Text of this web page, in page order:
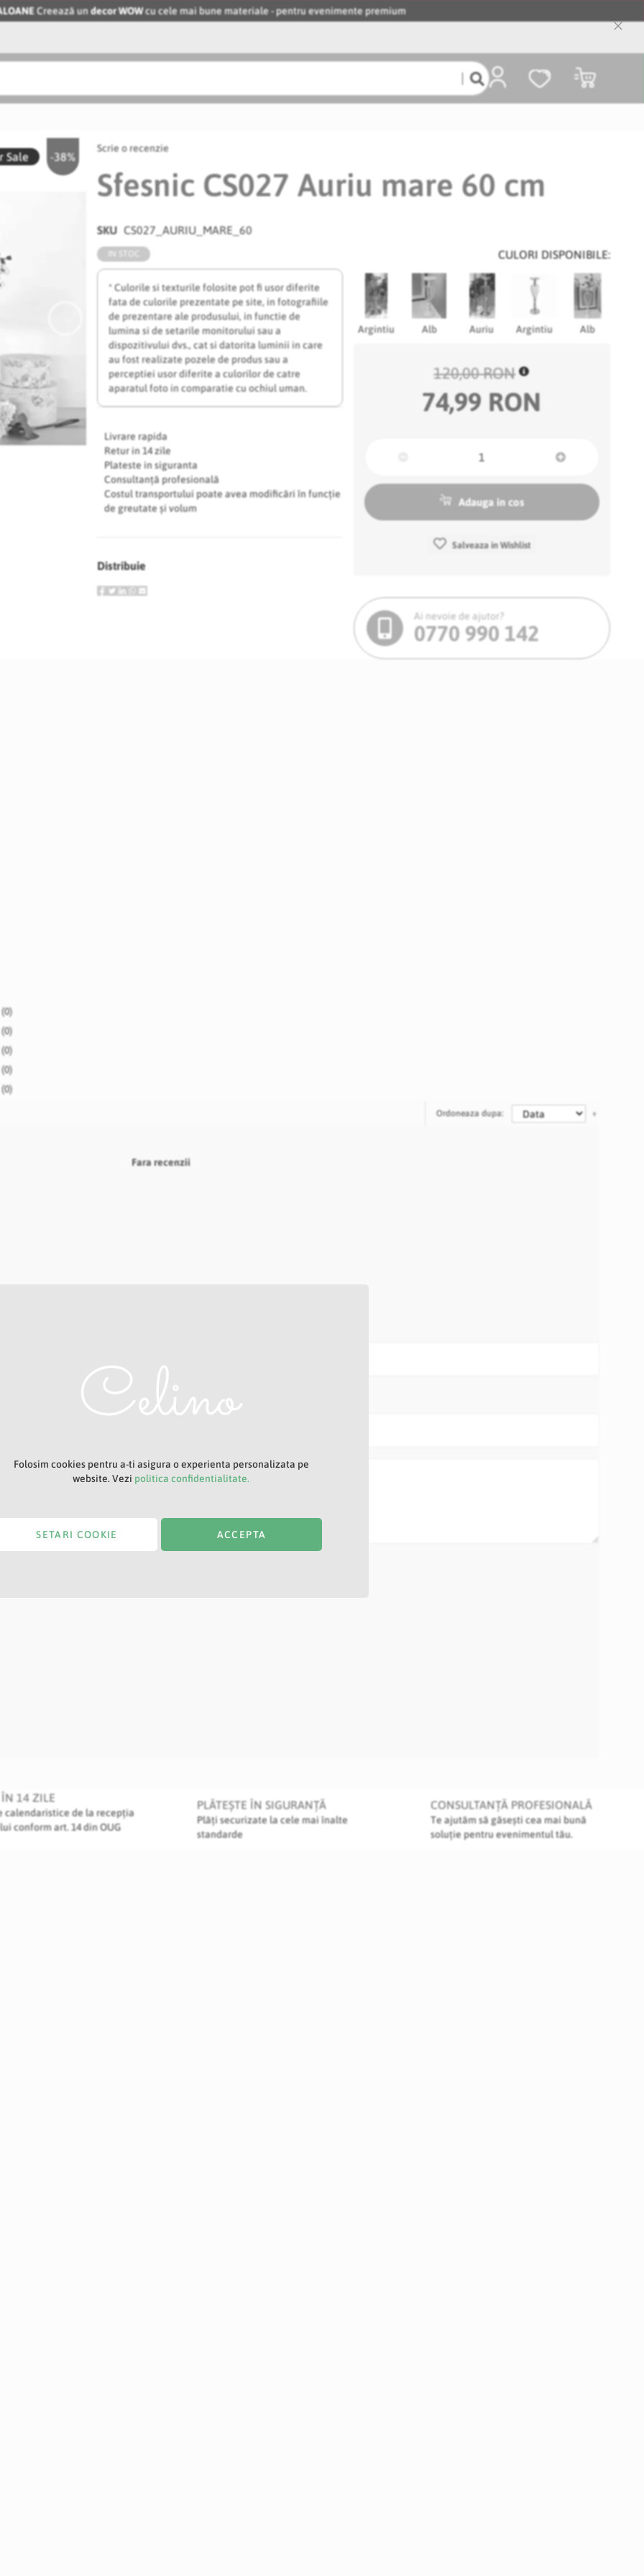
Creează undecor WOWcu cele mai bune materiale - pentru evenimente premium
Coșul meu
-38%
Sale
Scrie o recenzie
Sfesnic CS027 Auriu mare 60 cm
SKU CS027_AURIU_MARE_60
* Culorile si texturile folosite pot fi usor diferite
fata de culorile prezentate pe site, in fotografiile
de prezentare ale produsului, in functie de
lumina si de setarile monitorului sau a
dispozitivului dvs., cat si datorita luminii in care
au fost realizate pozele de produs sau a
perceptiei usor diferite a culorilor de catre
aparatul foto in comparatie cu ochiul uman.
Livrare rapida
Retur in 14 zile
Plateste in siguranta
Consultanță profesională
Costul transportului poate avea modificări în funcție
de greutate și volum
Distribuie
CULORI DISPONIBILE:
Argintiu Alb Auriu Argintiu Alb
120,00 RON
74,99 RON
Adauga in cos
Salveaza in Wishlist
Ai nevoie de ajutor?
0770 990 142
Ordoneaza dupa:
Fara recenzii
Titlu
ÎN 14 ZILE
calendaristice de la recepția
conform art. 14 din OUG
PLĂTEȘTE ÎN SIGURANȚĂ
Plăți securizate la cele mai înalte
standarde
CONSULTANȚĂ PROFESIONALĂ
Te ajutăm să găsești cea mai bună
soluție pentru evenimentul tău.
Folosim cookies pentru a-ti asigura o experienta personalizata pe
website. Vezi politica confidentialitate.
ACCEPTA
SETARI COOKIE